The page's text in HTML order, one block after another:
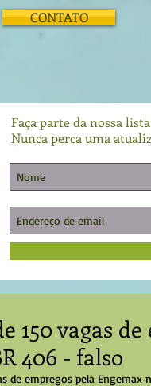
CONTATO
Faça parte da nossa
Nunca perca uma
150 vagas
406 - falso
de empregos pela Engemax